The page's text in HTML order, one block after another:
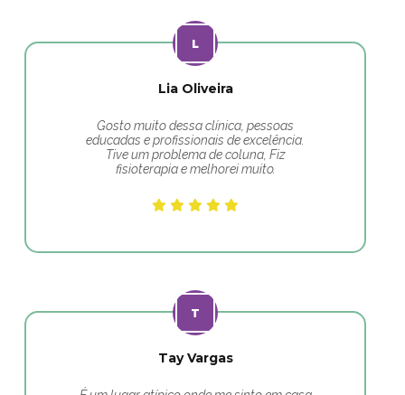
Lia Oliveira
Gosto muito dessa clínica, pessoas
educadas e profissionais de excelência.
Tive um problema de coluna, Fiz
fisioterapia e melhorei muito.
Tay Vargas